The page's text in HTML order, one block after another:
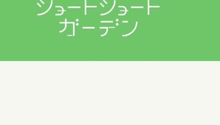
プライバシーポリシー 利用規約 お問い合わせ